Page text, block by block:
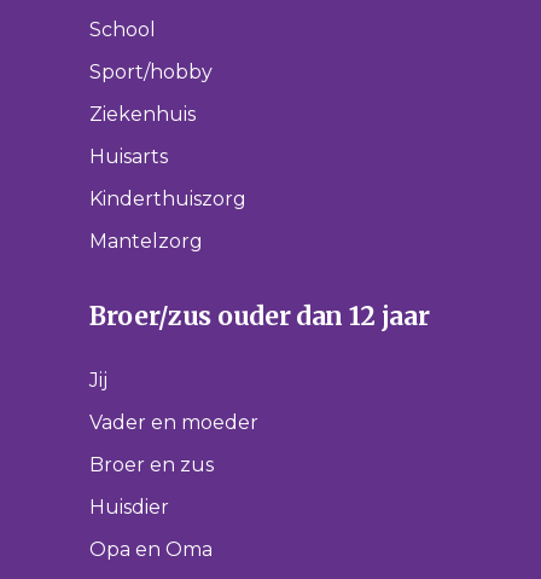
School
Sport/hobby
Ziekenhuis
Huisarts
Kinderthuiszorg
Mantelzorg
Broer/zus ouder dan 12 jaar
Jij
Vader en moeder
Broer en zus
Huisdier
Opa en Oma